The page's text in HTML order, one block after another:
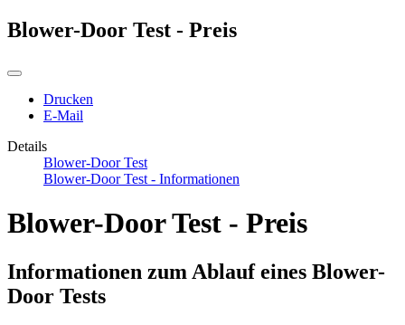
Blower-Door Test - Preis
Drucken
E-Mail
Details
Blower-Door Test
Blower-Door Test - Informationen
Blower-Door Test - Preis
Informationen zum Ablauf eines Blower-
Door Tests